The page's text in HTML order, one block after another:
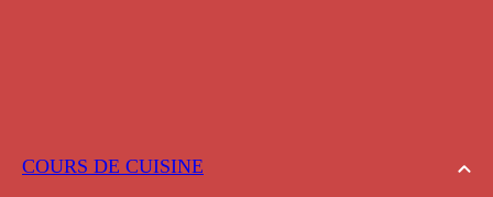
COURS DE CUISINE